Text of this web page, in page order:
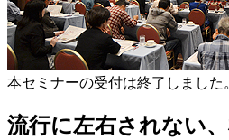
本セミナーの受付は終了しました
流行に左右されない